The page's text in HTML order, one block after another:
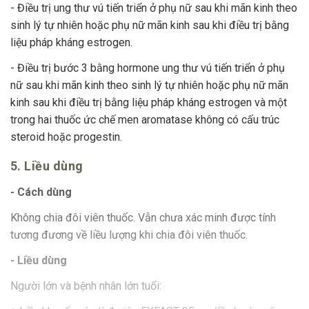
- Điều trị ung thư vú tiến triển ở phụ nữ sau khi mãn kinh theo
sinh lý tự nhiên hoặc phụ nữ mãn kinh sau khi điều trị bằng
liệu pháp kháng estrogen.
- Điều trị bước 3 bằng hormone ung thư vú tiến triển ở phụ
nữ sau khi mãn kinh theo sinh lý tự nhiên hoặc phụ nữ mãn
kinh sau khi điều trị bằng liệu pháp kháng estrogen và một
trong hai thuốc ức chế men aromatase không có cấu trúc
steroid hoặc progestin.
5. Liều dùng
- Cách dùng
Không chia đôi viên thuốc. Vẫn chưa xác minh được tính
tương đương về liều lượng khi chia đôi viên thuốc.
- Liều dùng
Người lớn và bệnh nhân lớn tuổi: